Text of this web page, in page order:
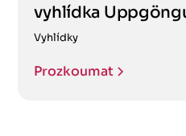
vyhlídka
Vyhlídky
Prozkoumat